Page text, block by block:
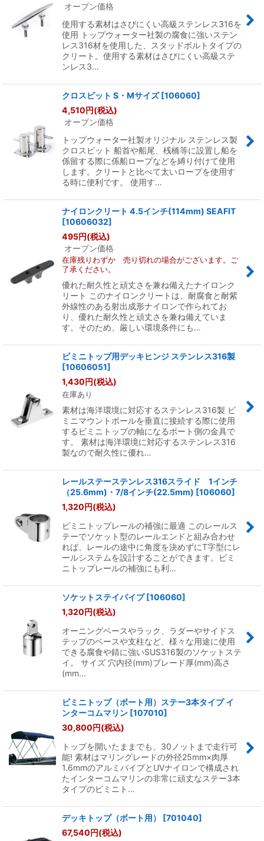
オープン価格
使用する素材はさびにくい高級ステンレス316を
使用 トップウォーター社製の腐食に強いステン
レス316材を使用した、スタッドボルトタイプの
クリート。使用する素材はさびにくい高級ステ
ンレス3…
クロスビット S・Mサイズ [106060]
4,510円(税込)
オープン価格
トップウォーター社製オリジナル ステンレス製
クロスビット 船首や船尾、桟橋等に設置し船を
係留する際に係船ロープなどを縛り付けて使用
します。クリートと比べて太いロープを使用す
る時に便利です。 使用す…
ナイロンクリート 4.5インチ(114mm) SEAFIT
[10606032]
495円(税込)
オープン価格
在庫残りわずか 売り切れの場合がございます。ご
了承ください。
優れた耐久性と頑丈さを兼ね備えたナイロンク
リート このナイロンクリートは、耐腐食と耐紫
外線性のある射出成形ナイロンで作られてお
り、優れた耐久性と頑丈さを兼ね備えていま
す。そのため、厳しい環境条件にも…
ビミニトップ用デッキヒンジ ステンレス316製
[10606051]
1,430円(税込)
在庫あり
素材は海洋環境に対応するステンレス316製 ビ
ミニマウントポールを垂直に接続する際に使用
するビミニトップの軸になるボート側の金具で
す。 素材は海洋環境に対応するステンレス316
製なので耐久性に優れ…
レールステーステンレス316スライド 1インチ
（25.6mm)・7/8インチ(22.5mm) [106060]
1,320円(税込)
ビミニトップレールの補強に最適 このレールス
テーでソケット型のレールエンドと組み合わせ
れば、レールの途中に角度を決めずにT字型にレ
ールシステムを設計することができます。ビミ
ニトップレールの補強にも利…
ソケットステイパイプ [106060]
1,320円(税込)
オーニングベースやラック、ラダーやサイドス
テップのベースや支柱など、様々な用途に使用
できる腐食や錆に強いSUS316製のソケットステ
イ。 サイズ 穴内径(mm)ブレード厚(mm)高さ
(mm…
ビミニトップ（ボート用）ステー3本タイプ イ
ンターコムマリン [107010]
30,800円(税込)
トップを開いたままでも、30ノットまで走行可
能! 素材はマリングレードの外径25mm×肉厚
1.6mmのアルミパイプとUVナイロンで構成され
たインターコムマリンの非常に頑丈なステー3本
タイプのビミニト…
デッキトップ（ボート用） [701040]
67,540円(税込)